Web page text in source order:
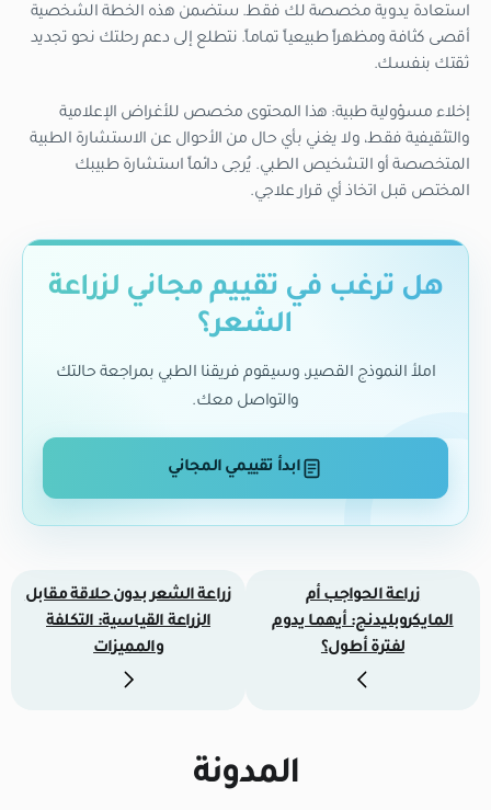
استعادة يدوية مخصصة لك فقط. ستضمن هذه الخطة الشخصية
أقصى كثافة ومظهراً طبيعياً تماماً. نتطلع إلى دعم رحلتك نحو تجديد
ثقتك بنفسك.
إخلاء مسؤولية طبية: هذا المحتوى مخصص للأغراض الإعلامية
والتثقيفية فقط، ولا يغني بأي حال من الأحوال عن الاستشارة الطبية
المتخصصة أو التشخيص الطبي. يُرجى دائماً استشارة طبيبك
المختص قبل اتخاذ أي قرار علاجي.
هل ترغب في تقييم مجاني لزراعة
الشعر؟
املأ النموذج القصير، وسيقوم فريقنا الطبي بمراجعة حالتك
والتواصل معك.
ابدأ تقييمي المجاني
زراعة الحواجب أم
المايكروبليدنج: أيهما يدوم
لفترة أطول؟
زراعة الشعر بدون حلاقة مقابل
الزراعة القياسية: التكلفة
والمميزات
المدونة